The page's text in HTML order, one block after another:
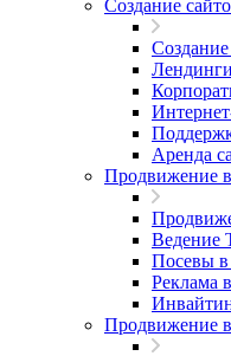
Создание
Создание
Аренда
Продвижение
Ведение
Посевы в
Реклама
Продвижение